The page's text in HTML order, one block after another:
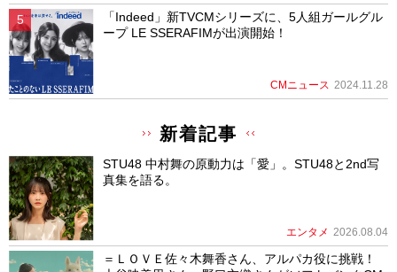
「Indeed」新TVCMシリーズに、5人組ガールグル
ープ LE SSERAFIMが出演開始！
CMニュース 2024.11.28
新着記事
STU48 中村舞の原動力は「愛」。STU48と2nd写
真集を語る。
エンタメ 2026.08.04
＝ＬＯＶＥ佐々木舞香さん、アルパカ役に挑戦！